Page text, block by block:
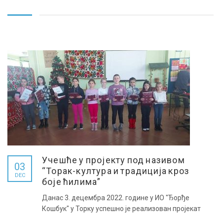
03
DEC
Учешће у пројекту под називом
“Торак-култура и традиција кроз
боје ћилима”
Данас 3. децембра 2022. године у ИО "Ђорђе
Кошбук" у Торку успешно је реализован пројекат